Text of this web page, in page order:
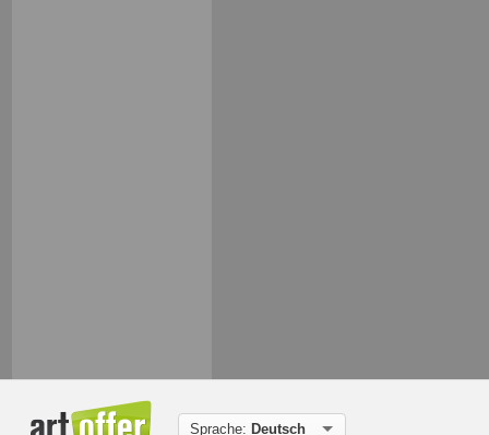
Sprache: Deutsch